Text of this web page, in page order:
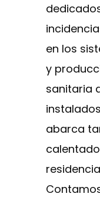
en los
y
sanitaria
abarca